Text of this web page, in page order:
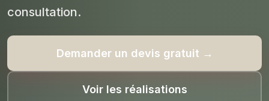
consultation.
Demander un devis gratuit →
Voir les réalisations